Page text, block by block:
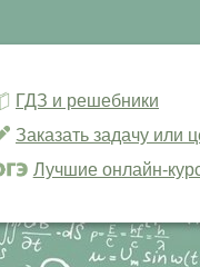
ГДЗ и решебники
Заказать задачу или
Лучшие онлайн-